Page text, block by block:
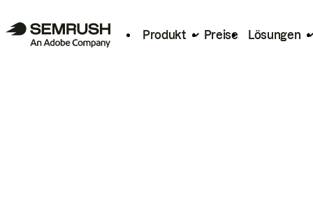
Produkt Preise Lösungen